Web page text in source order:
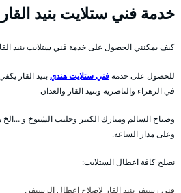
خدمة فني ستلايت بنيد القار
كيف يمكنني الحصول على خدمة فني ستلايت بنيد
للحصول على خدمةفني ستلايت هنديبنيد القار
في الزهراء والناصرية وبنيد القار والعدان
وصباح السالم ومبارك الكبير وجليب الشيوخ و
وعلى مدار الساعة.
نصلح كافة اعطال الستلايت:
فني رسيفر بنيد القار لإصلاح اعطال الرسيفر.